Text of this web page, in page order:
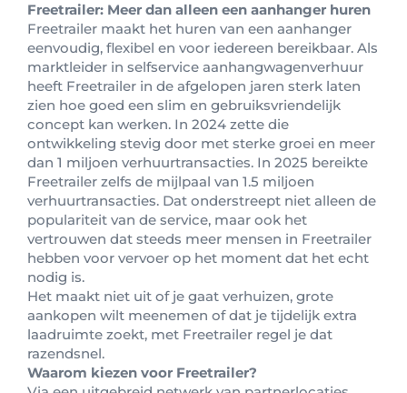
Freetrailer: Meer dan alleen een aanhanger huren
Freetrailer maakt het huren van een aanhanger
eenvoudig, flexibel en voor iedereen bereikbaar. Als
marktleider in selfservice aanhangwagenverhuur
heeft Freetrailer in de afgelopen jaren sterk laten
zien hoe goed een slim en gebruiksvriendelijk
concept kan werken. In 2024 zette die
ontwikkeling stevig door met sterke groei en meer
dan 1 miljoen verhuurtransacties. In 2025 bereikte
Freetrailer zelfs de mijlpaal van 1.5 miljoen
verhuurtransacties. Dat onderstreept niet alleen de
populariteit van de service, maar ook het
vertrouwen dat steeds meer mensen in Freetrailer
hebben voor vervoer op het moment dat het echt
nodig is.
Het maakt niet uit of je gaat verhuizen, grote
aankopen wilt meenemen of dat je tijdelijk extra
laadruimte zoekt, met Freetrailer regel je dat
razendsnel.
Waarom kiezen voor Freetrailer?